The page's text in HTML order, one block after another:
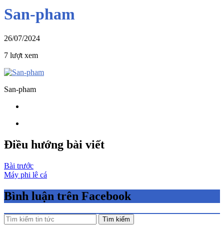
San-pham
26/07/2024
7 lượt xem
San-pham
Điều hướng bài viết
Bài trước
Máy phi lê cá
Bình luận trên Facebook
Tìm kiếm